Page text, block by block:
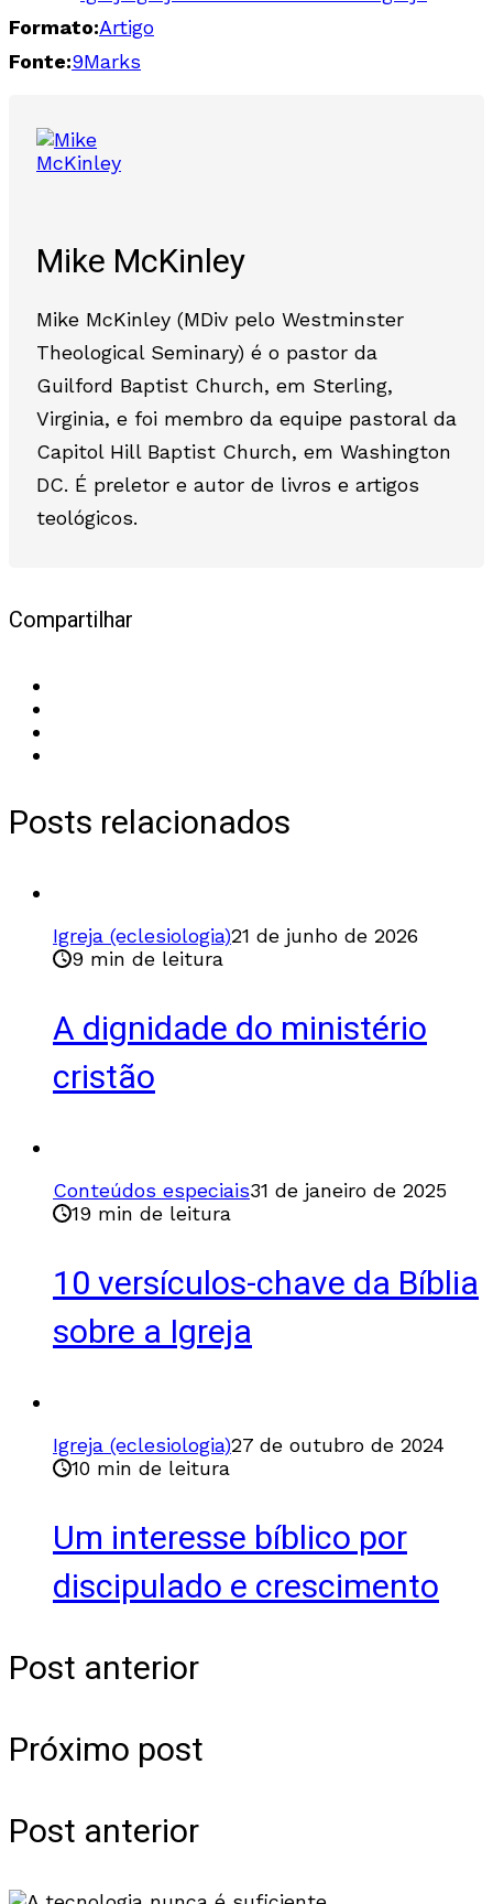
Formato:Artigo
Fonte:9Marks
Mike McKinley
Mike McKinley (MDiv pelo Westminster
Theological Seminary) é o pastor da
Guilford Baptist Church, em Sterling,
Virginia, e foi membro da equipe pastoral da
Capitol Hill Baptist Church, em Washington
DC. É preletor e autor de livros e artigos
teológicos.
Compartilhar
Posts relacionados
Igreja (eclesiologia)21 de junho de 2026
9 min de leitura
A dignidade do ministério
cristão
Conteúdos especiais31 de janeiro de 2025
19 min de leitura
10 versículos-chave da Bíblia
sobre a Igreja
Igreja (eclesiologia)27 de outubro de 2024
10 min de leitura
Um interesse bíblico por
discipulado e crescimento
Post anterior
Próximo post
Post anterior